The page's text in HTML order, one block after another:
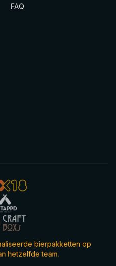
FAQ
bierpakketten op
hetzelfde team.